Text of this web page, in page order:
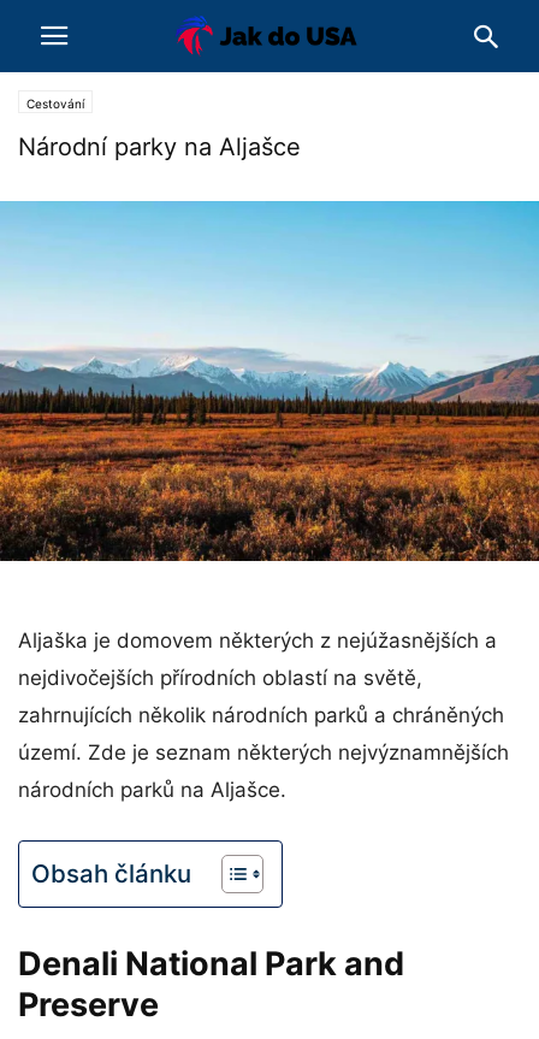
Cestování
Národní parky na Aljašce
Aljaška je domovem některých z nejúžasnějších a
nejdivočejších přírodních oblastí na světě,
zahrnujících několik národních parků a chráněných
území. Zde je seznam některých nejvýznamnějších
národních parků na Aljašce.
Obsah článku
Denali National Park and
Preserve